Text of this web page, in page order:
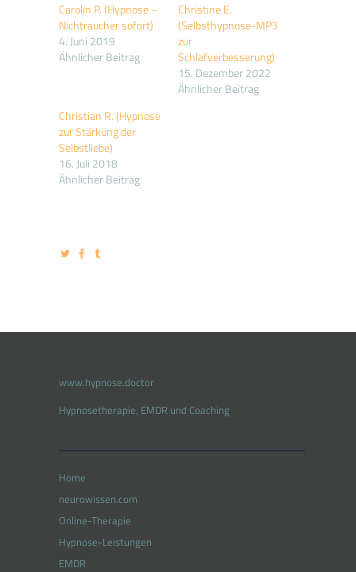
Carolin P. (Hypnose –
Nichtraucher sofort)
4. Juni 2019
Ähnlicher Beitrag
Christine E.
(Selbsthypnose-MP3
zur
Schlafverbesserung)
15. Dezember 2022
Ähnlicher Beitrag
Christian R. (Hypnose
zur Stärkung der
Selbstliebe)
16. Juli 2018
Ähnlicher Beitrag
www.hypnose.doctor
Hypnosetherapie, EMDR und Coaching
Home
neurowissen.com
Online-Therapie
Hypnose-Leistungen
EMDR